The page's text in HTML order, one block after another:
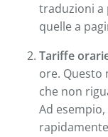
traduzioni a
quelle a
Tariffe
ore. Questo
che non
Ad